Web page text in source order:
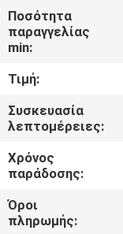
ΠΟΙΟΤΙΚΌΣ
ΜΑΣ
ΕΛΆΤΕ
ΣΕ
ΕΠΑΦΉ
ΜΕ
Ποσότητα
παραγγελίας
min:
Τιμή:
Συσκευασία
λεπτομέρειες:
Χρόνος
παράδοσης:
Όροι
πληρωμής: